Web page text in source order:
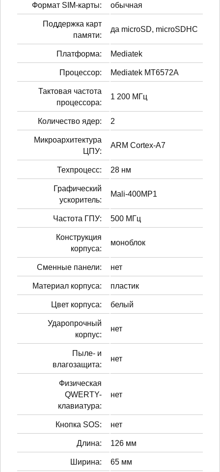
Формат SIM-карты: обычная
Поддержка карт
памяти:
да microSD, microSDHC
Платформа: Mediatek
Процессор: Mediatek MT6572A
Тактовая частота
процессора:
1 200 МГц
Количество ядер: 2
Микроархитектура
ЦПУ:
ARM Cortex-A7
Техпроцесс: 28 нм
Графический
ускоритель:
Mali-400MP1
Частота ГПУ: 500 МГц
Конструкция
корпуса:
моноблок
Сменные панели: нет
Материал корпуса: пластик
Цвет корпуса: белый
Ударопрочный
корпус:
нет
Пыле- и
влагозащита:
нет
Физическая
QWERTY-
клавиатура:
нет
Кнопка SOS: нет
Длина: 126 мм
Ширина: 65 мм